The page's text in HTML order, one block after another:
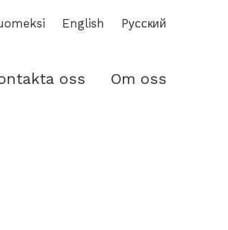
English Pусский
oss Om oss